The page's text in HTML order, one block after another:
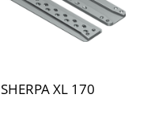
SHERPA XL 170